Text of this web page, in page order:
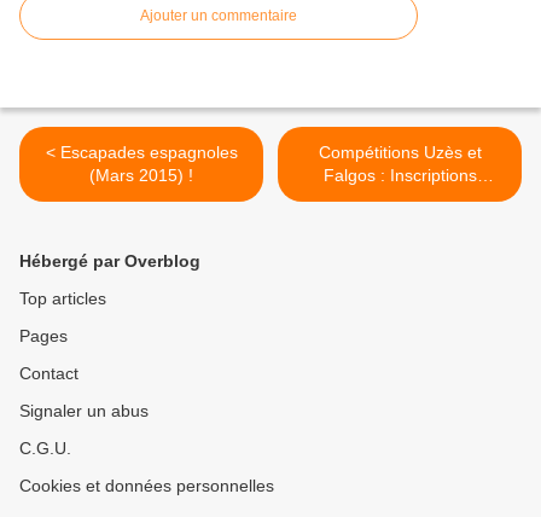
Ajouter un commentaire
< Escapades espagnoles
(Mars 2015) !
Compétitions Uzès et
Falgos : Inscriptions
ouvertes ! >
Hébergé par Overblog
Top articles
Pages
Contact
Signaler un abus
C.G.U.
Cookies et données personnelles